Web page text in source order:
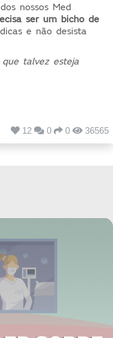
nossos Med
ser um bicho de
e não desista
talvez esteja
12 0 0 36565